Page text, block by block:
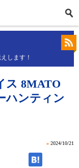
します！
ス 8MATO
ハンティン
» 2024/10/21